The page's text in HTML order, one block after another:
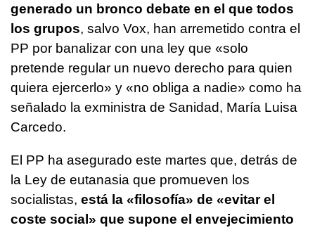
generado un bronco debate en el que todos
los grupos, salvo Vox, han arremetido contra el
PP por banalizar con una ley que «solo
pretende regular un nuevo derecho para quien
quiera ejercerlo» y «no obliga a nadie» como ha
señalado la exministra de Sanidad, María Luisa
Carcedo.
El PP ha asegurado este martes que, detrás de
la Ley de eutanasia que promueven los
socialistas, está la «filosofía» de «evitar el
coste social» que supone el envejecimiento